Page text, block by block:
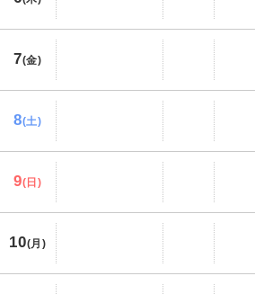
7(金)
8(土)
9(日)
10(月)